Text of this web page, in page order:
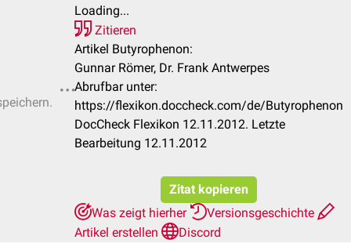
Loading...
Zitieren
Artikel Butyrophenon:
Gunnar Römer, Dr. Frank Antwerpes
Abrufbar unter:
https://flexikon.doccheck.com/de/Butyrophenon
DocCheck Flexikon 12.11.2012. Letzte
Bearbeitung 12.11.2012
Zitat kopieren
Was zeigt hierher
Versionsgeschichte
Artikel erstellen
Discord